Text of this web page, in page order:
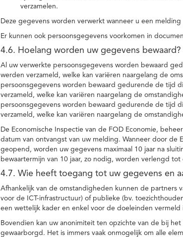
verzamelen.
Deze gegevens worden verwerkt wanneer u een
Er kunnen ook persoonsgegevens voorkomen in
4.6. Hoelang worden uw gegevens bewaard?
Al uw verwerkte persoonsgegevens worden bewaard
werden verzameld, welke kan variëren naargelang de
persoonsgegevens worden bewaard gedurende de tijd
verzameld, welke kan variëren naargelang de
persoonsgegevens worden bewaard gedurende de tijd
verzameld, welke kan variëren naargelang de
De Economische Inspectie van de FOD Economie,
datum van ontvangst van uw melding. Wanneer door
geopend, worden uw gegevens maximaal 10 jaar na
bewaartermijn van 10 jaar, zo nodig, worden verlengd
4.7. Wie heeft toegang tot uw gegevens en
Afhankelijk van de omstandigheden kunnen de partners
voor de ICT-infrastructuur) of publieke (bv.
een wettelijk kader en enkel voor de doeleinden
Bovendien kan uw anonimiteit ten opzichte van de bij
gewaarborgd. Het is immers vaak onmogelijk om alle